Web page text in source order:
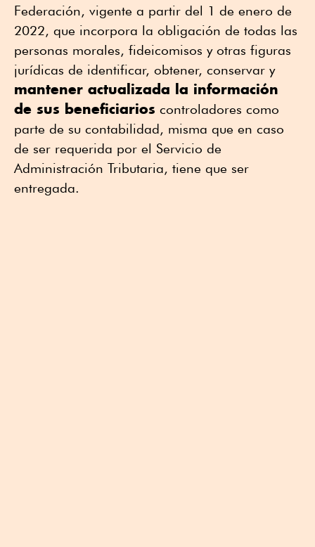
Federación, vigente a partir del 1 de enero de
2022, que incorpora la obligación de todas las
personas morales, fideicomisos y otras figuras
jurídicas de identificar, obtener, conservar y
mantener actualizada la información
de sus beneficiarios controladores como
parte de su contabilidad, misma que en caso
de ser requerida por el Servicio de
Administración Tributaria, tiene que ser
entregada.